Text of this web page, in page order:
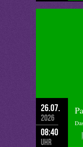
26.07.
2026
08:40
Uhr